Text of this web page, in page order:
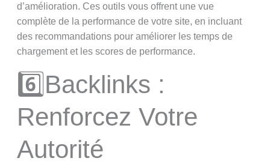
d’amélioration. Ces outils vous offrent une vue
complète de la performance de votre site, en incluant
des recommandations pour améliorer les temps de
chargement et les scores de performance.
6️⃣Backlinks :
Renforcez Votre
Autorité